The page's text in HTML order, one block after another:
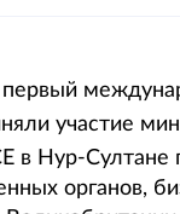
первый
участие
в Нур-Султане
органов,